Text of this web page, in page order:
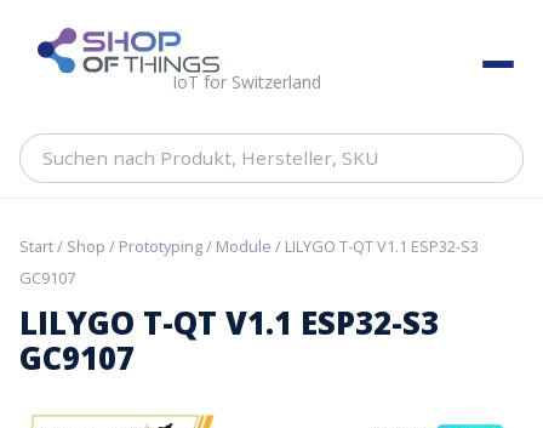
content ShopOfThings
IoT for Switzerland
Suchen
Hersteller,
Start/ Shop / Prototyping/ Module / LILYGO T-QT V1.1 ESP32-S3
GC9107
LILYGO T-QT V1.1 ESP32-S3
GC9107